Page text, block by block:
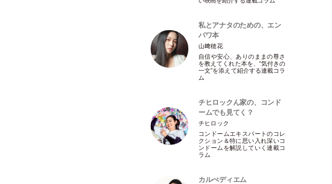
私とアナタのための、エン
パワ本
山﨑穂花
自信や安心、ありのままの尊さ
を教えてくれた本を、“気付きの
一文”を添えて紹介する連載コラ
ム
チヒロックん家の、コンド
ームでも見てく？
チヒロック
コンドームエキスパートのコレ
クション＆特に思い入れ深いコ
ンドームを解説していく連載コ
ラム
カルぺディエム